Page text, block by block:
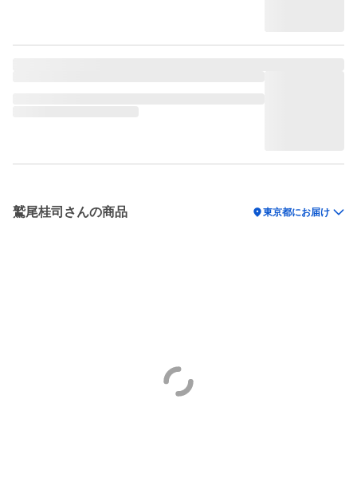
鷲尾桂司さんの商品 location_on東京都にお届け